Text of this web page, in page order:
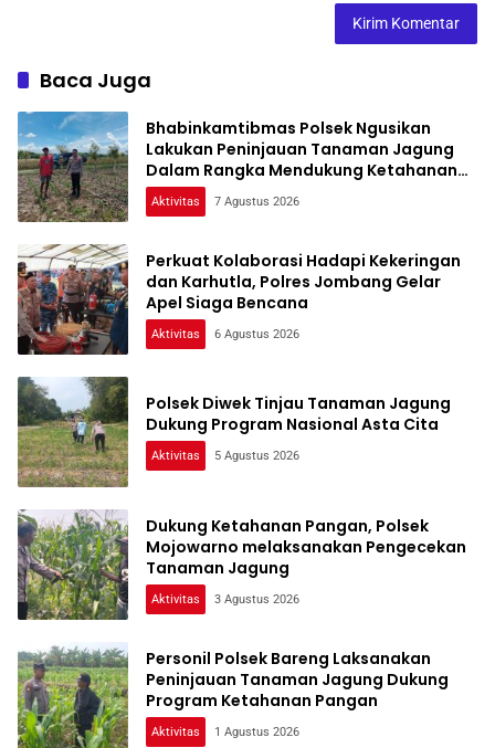
Baca Juga
Bhabinkamtibmas Polsek Ngusikan
Lakukan Peninjauan Tanaman Jagung
Dalam Rangka Mendukung Ketahanan
Pangan
Aktivitas 7 Agustus 2026
Perkuat Kolaborasi Hadapi Kekeringan
dan Karhutla, Polres Jombang Gelar
Apel Siaga Bencana
Aktivitas 6 Agustus 2026
Polsek Diwek Tinjau Tanaman Jagung
Dukung Program Nasional Asta Cita
Aktivitas 5 Agustus 2026
Dukung Ketahanan Pangan, Polsek
Mojowarno melaksanakan Pengecekan
Tanaman Jagung
Aktivitas 3 Agustus 2026
Personil Polsek Bareng Laksanakan
Peninjauan Tanaman Jagung Dukung
Program Ketahanan Pangan
Aktivitas 1 Agustus 2026